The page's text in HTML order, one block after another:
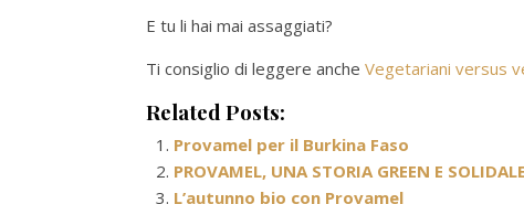
E tu li hai mai assaggiati?
Ti consiglio di leggere anche Vegetariani versus
Related Posts:
Provamel per il Burkina Faso
PROVAMEL, UNA STORIA GREEN E
L’autunno bio con Provamel